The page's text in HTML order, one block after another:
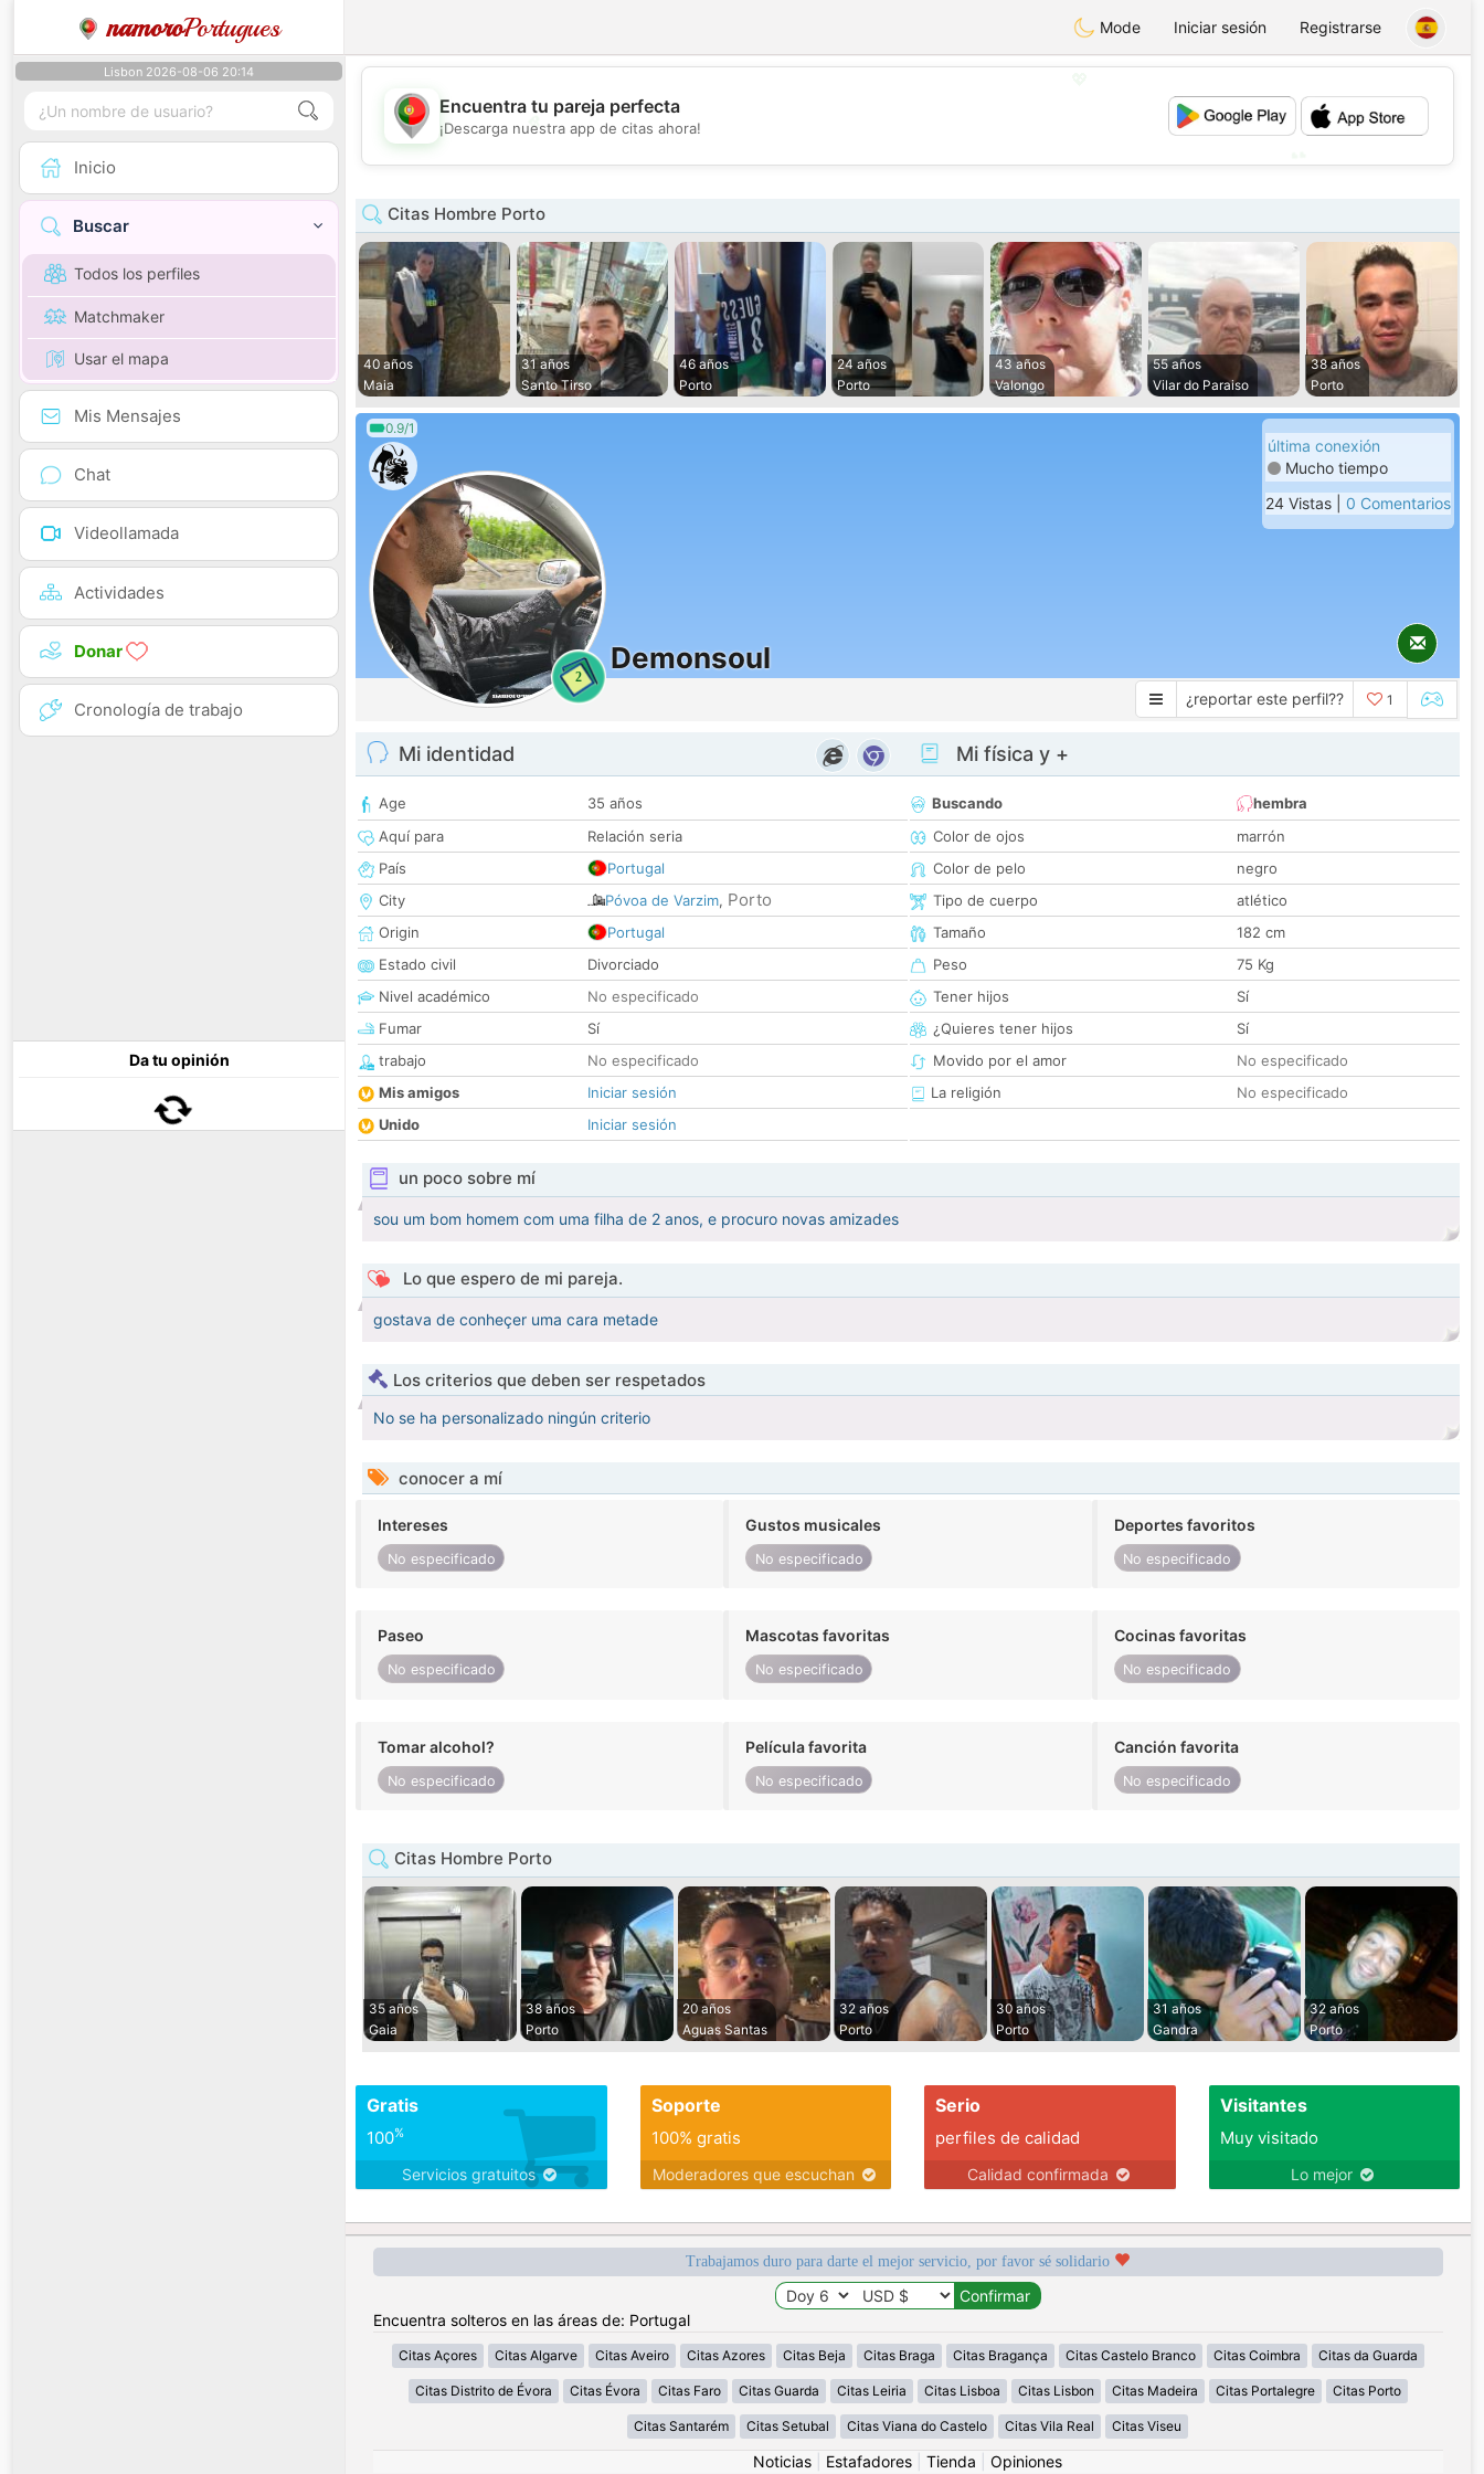
namoroPortugues Mode Iniciar sesión Registrarse
Lisbon 2026-08-06 20:14
Inicio
Buscar
Todos los perfiles
Matchmaker
Usar el mapa
Mis Mensajes
Chat
Videollamada
Actividades
Donar
Cronología de trabajo
Da tu opinión
💖
💕
Encuentra tu pareja perfecta
¡Descarga nuestra app de citas ahora!
Citas Hombre Porto
40 años
Maia
31 años
Santo Tirso
46 años
Porto
24 años
Porto
43 años
Valongo
55 años
Vilar do Paraiso
38 años
Porto
0.9/1
2
Demonsoul
última conexión
Mucho tiempo
24 Vistas | 0 Comentarios
¿reportar este perfil?? 1
Mi identidad
Age
35 años
Aquí para
Relación seria
País
Portugal
City
Póvoa de Varzim, Porto
Origin
Portugal
Estado civil
Divorciado
Nivel académico
No especificado
Fumar
Sí
trabajo
No especificado
Mis amigos
Iniciar sesión
Unido
Iniciar sesión
Mi física y +
Buscando
hembra
Color de ojos
marrón
Color de pelo
negro
Tipo de cuerpo
atlético
Tamaño
182 cm
Peso
75 Kg
Tener hijos
Sí
¿Quieres tener hijos
Sí
Movido por el amor
No especificado
La religión
No especificado
un poco sobre mí
sou um bom homem com uma filha de 2 anos, e procuro novas amizades
Lo que espero de mi pareja.
gostava de conheçer uma cara metade
Los criterios que deben ser respetados
No se ha personalizado ningún criterio
conocer a mí
Intereses
No especificado
Gustos musicales
No especificado
Deportes favoritos
No especificado
Paseo
No especificado
Mascotas favoritas
No especificado
Cocinas favoritas
No especificado
Tomar alcohol?
No especificado
Película favorita
No especificado
Canción favorita
No especificado
Citas Hombre Porto
35 años
Gaia
38 años
Porto
20 años
Aguas Santas
32 años
Porto
30 años
Porto
31 años
Gandra
32 años
Porto
Gratis
100%
Servicios gratuitos
Soporte
100% gratis
Moderadores que escuchan
Serio
perfiles de calidad
Calidad confirmada
Visitantes
Muy visitado
Lo mejor
Trabajamos duro para darte el mejor servicio, por favor sé solidario
Encuentra solteros en las áreas de: Portugal
Citas Açores Citas Algarve Citas Aveiro Citas Azores Citas Beja Citas Braga Citas Bragança Citas Castelo Branco Citas Coimbra Citas da Guarda
Citas Distrito de Évora Citas Évora Citas Faro Citas Guarda Citas Leiria Citas Lisboa Citas Lisbon Citas Madeira Citas Portalegre Citas Porto
Citas Santarém Citas Setubal Citas Viana do Castelo Citas Vila Real Citas Viseu
Noticias Estafadores Tienda Opiniones